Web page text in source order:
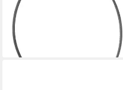
Bandsägeblatt BSB500B30
Maschinen BSB500B30
41,56 €
lieferbar - in 2-3 Werktagen bei dir